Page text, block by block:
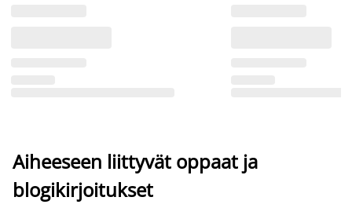
Aiheeseen liittyvät oppaat ja
blogikirjoitukset